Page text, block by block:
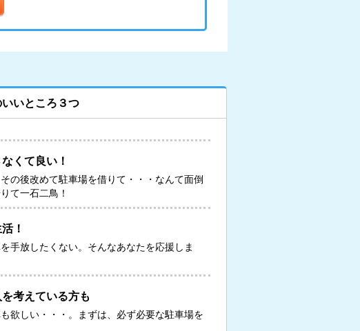
いところ３つ
くて良い！
の後改めて駐車場を借りて・・・なんて面倒
て一石二鳥！
！
手放したくない。そんなあなたを応援しま
考えている方も
欲しい・・・。まずは、必ず必要な駐車場を